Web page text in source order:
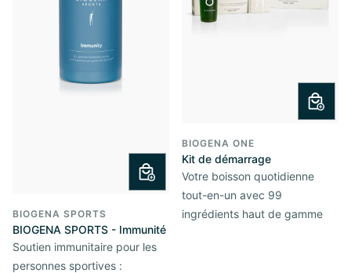
BIOGENA SPORTS
BIOGENA SPORTS - Immunité
Soutien immunitaire pour les
personnes sportives :
BIOGENA ONE
Kit de démarrage
Votre boisson quotidienne
tout-en-un avec 99
ingrédients haut de gamme